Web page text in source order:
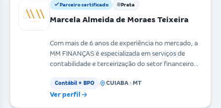
Parceiro certificado Prata
Marcela Almeida de Moraes Teixeira
Com mais de 6 anos de experiência no mercado, a
MM FINANÇAS é especializada em serviços de
contabilidade e terceirização do setor financeiro
Contábil + BPO CUIABA · MT
Ver perfil